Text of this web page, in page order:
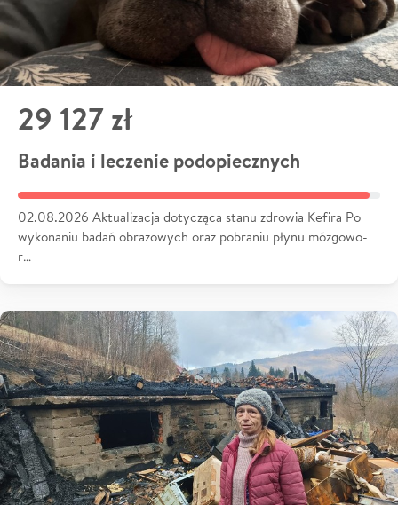
29 127 zł
Badania i leczenie podopiecznych
02.08.2026 Aktualizacja dotycząca stanu zdrowia Kefira Po
wykonaniu badań obrazowych oraz pobraniu płynu mózgowo-
r…